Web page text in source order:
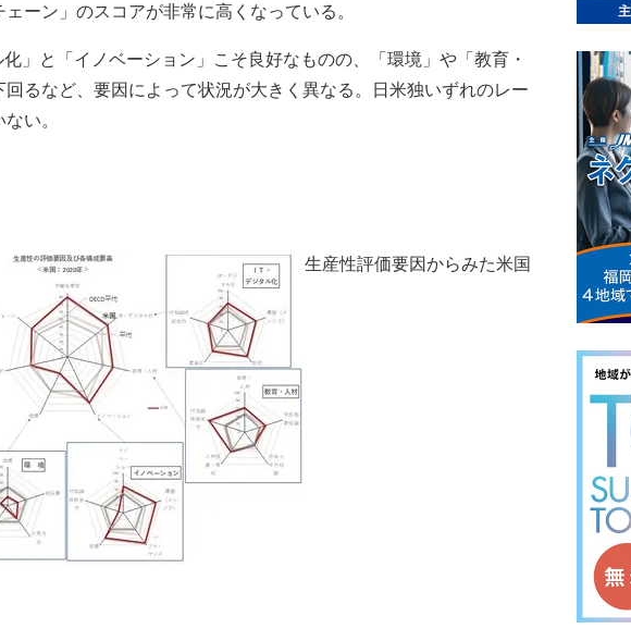
ェーン」のスコアが非常に高くなっている。
」と「イノベーション」こそ良好なものの、「環境」や「教育・
回るなど、要因によって状況が大きく異なる。日米独いずれのレー
い。
生産性評価要因からみた米国